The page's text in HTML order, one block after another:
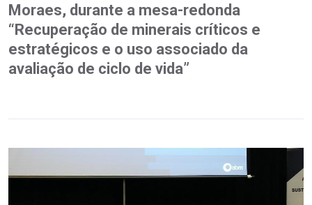
Moraes, durante a mesa-redonda
“Recuperação de minerais críticos e
estratégicos e o uso associado da
avaliação de ciclo de vida”